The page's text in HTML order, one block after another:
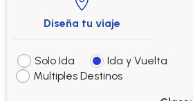
Diseña tu viaje
Solo Ida
Ida y Vuelta
Multiples Destinos